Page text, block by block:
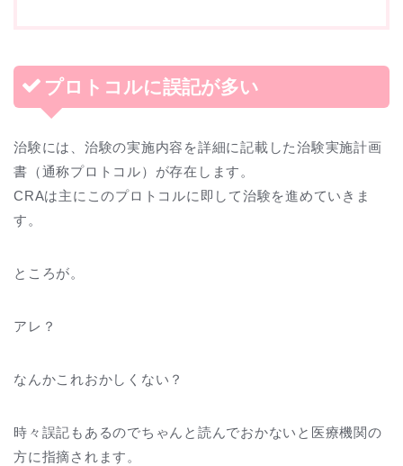
プロトコルに誤記が多い
治験には、治験の実施内容を詳細に記載した治験実施計画
書（通称プロトコル）が存在します。
CRAは主にこのプロトコルに即して治験を進めていきま
す。
ところが。
アレ？
なんかこれおかしくない？
時々誤記もあるのでちゃんと読んでおかないと医療機関の
方に指摘されます。